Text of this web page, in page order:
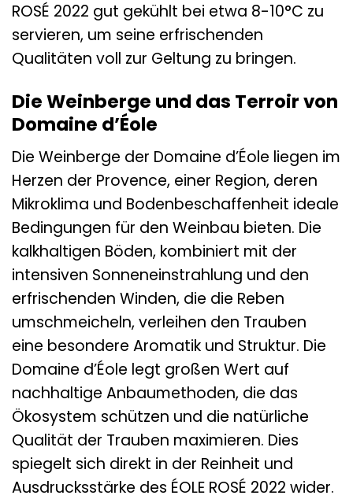
ROSÉ 2022 gut gekühlt bei etwa 8-10°C zu
servieren, um seine erfrischenden
Qualitäten voll zur Geltung zu bringen.
Die Weinberge und das Terroir von
Domaine d’Éole
Die Weinberge der Domaine d’Éole liegen im
Herzen der Provence, einer Region, deren
Mikroklima und Bodenbeschaffenheit ideale
Bedingungen für den Weinbau bieten. Die
kalkhaltigen Böden, kombiniert mit der
intensiven Sonneneinstrahlung und den
erfrischenden Winden, die die Reben
umschmeicheln, verleihen den Trauben
eine besondere Aromatik und Struktur. Die
Domaine d’Éole legt großen Wert auf
nachhaltige Anbaumethoden, die das
Ökosystem schützen und die natürliche
Qualität der Trauben maximieren. Dies
spiegelt sich direkt in der Reinheit und
Ausdrucksstärke des ÉOLE ROSÉ 2022 wider.